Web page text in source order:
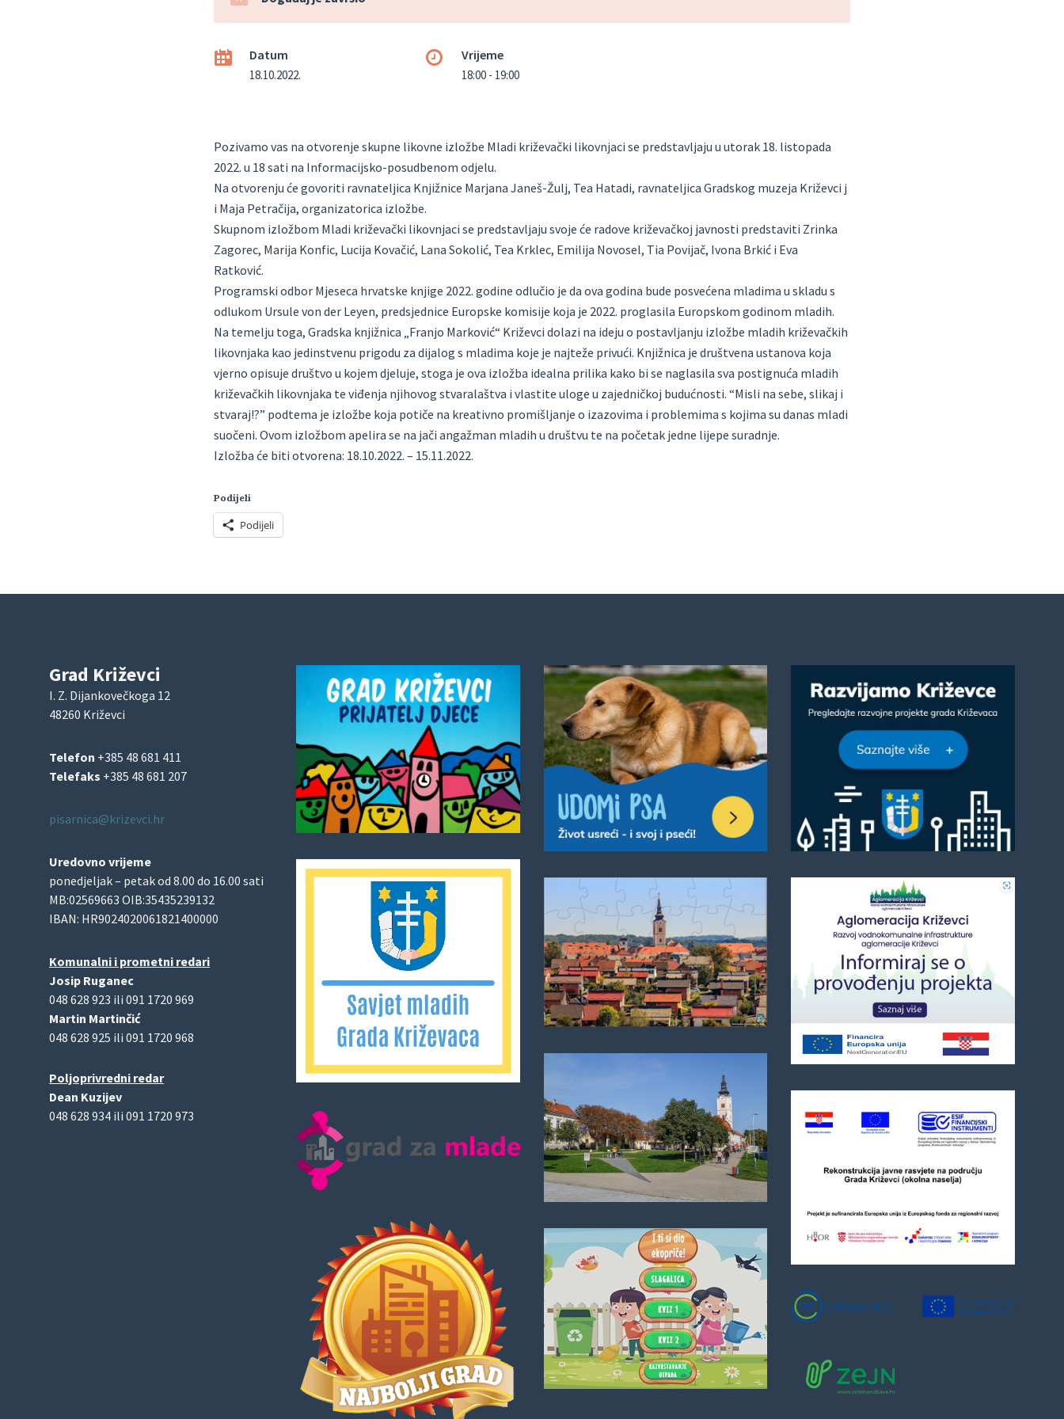
Datum
18.10.2022.
Vrijeme
18:00 - 19:00
Pozivamo vas na otvorenje skupne likovne izložbe Mladi križevački likovnjaci se predstavljaju u utorak 18. listopada
2022. u 18 sati na Informacijsko-posudbenom odjelu.
Na otvorenju će govoriti ravnateljica Knjižnice Marjana Janeš-Žulj, Tea Hatadi, ravnateljica Gradskog muzeja Križevci j
i Maja Petračija, organizatorica izložbe.
Skupnom izložbom Mladi križevački likovnjaci se predstavljaju svoje će radove križevačkoj javnosti predstaviti Zrinka
Zagorec, Marija Konfic, Lucija Kovačić, Lana Sokolić, Tea Krklec, Emilija Novosel, Tia Povijač, Ivona Brkić i Eva
Ratković.
Programski odbor Mjeseca hrvatske knjige 2022. godine odlučio je da ova godina bude posvećena mladima u skladu s
odlukom Ursule von der Leyen, predsjednice Europske komisije koja je 2022. proglasila Europskom godinom mladih.
Na temelju toga, Gradska knjižnica „Franjo Marković“ Križevci dolazi na ideju o postavljanju izložbe mladih križevačkih
likovnjaka kao jedinstvenu prigodu za dijalog s mladima koje je najteže privući. Knjižnica je društvena ustanova koja
vjerno opisuje društvo u kojem djeluje, stoga je ova izložba idealna prilika kako bi se naglasila sva postignuća mladih
križevačkih likovnjaka te viđenja njihovog stvaralaštva i vlastite uloge u zajedničkoj budućnosti. “Misli na sebe, slikaj i
stvaraj!?” podtema je izložbe koja potiče na kreativno promišljanje o izazovima i problemima s kojima su danas mladi
suočeni. Ovom izložbom apelira se na jači angažman mladih u društvu te na početak jedne lijepe suradnje.
Izložba će biti otvorena: 18.10.2022. – 15.11.2022.
Podijeli
Podijeli
Grad Križevci
I. Z. Dijankovečkoga 12
48260 Križevci
Telefon +385 48 681 411
Telefaks +385 48 681 207
pisarnica@krizevci.hr
Uredovno vrijeme
ponedjeljak – petak od 8.00 do 16.00 sati
MB:02569663 OIB:35435239132
IBAN: HR9024020061821400000
Komunalni i prometni redari
Josip Ruganec
048 628 923 ili 091 1720 969
Martin Martinčić
048 628 925 ili 091 1720 968
Poljoprivredni redar
Dean Kuzijev
048 628 934 ili 091 1720 973